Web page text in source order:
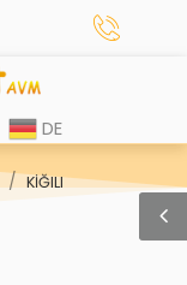
DE
/ KİĞILI